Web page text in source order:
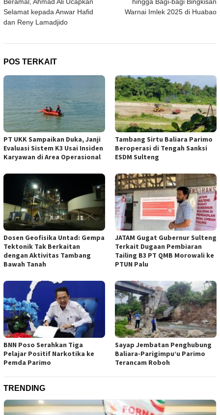
Selamat kepada Anwar Hafid
dan Reny Lamadjido
Warnai Imlek 2025 di Huabao
POS TERKAIT
PT UKK Sampaikan Duka, Janji
Evaluasi Sistem K3 Usai Insiden
Karyawan di Area Operasional
Tambang Sirtu Baliara Parimo
Beroperasi di Tengah Sanksi
ESDM Sulteng
Dosen Geofisika Untad: Gempa
Tektonik Tak Berkaitan
dengan Aktivitas Tambang
Bawah Tanah
JATAM Gugat Gubernur Sulteng
Terkait Dugaan Pembiaran
Tailing B3 PT QMB Morowali ke
PTUN Palu
BNN Poso Serahkan Tiga
Pelajar Positif Narkotika ke
Pemda Parimo
Sayap Jembatan Penghubung
Baliara-Parigimpu’u Parimo
Terancam Roboh
TRENDING